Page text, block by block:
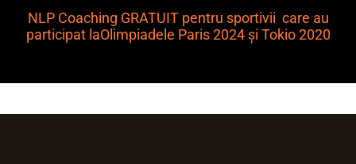
NLP Coaching GRATUIT pentru sportivii care au
participat laOlimpiadele Paris 2024 și Tokio 2020